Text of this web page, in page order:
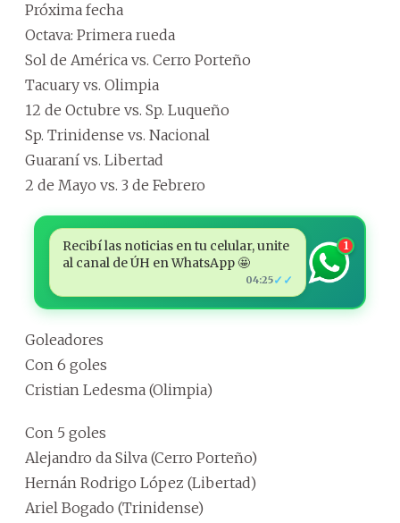
Próxima fecha
Octava: Primera rueda
Sol de América vs. Cerro Porteño
Tacuary vs. Olimpia
12 de Octubre vs. Sp. Luqueño
Sp. Trinidense vs. Nacional
Guaraní vs. Libertad
2 de Mayo vs. 3 de Febrero
Recibí las noticias en tu celular, unite
al canal de ÚH en WhatsApp 🤩
04:25✓✓
1
Goleadores
Con 6 goles
Cristian Ledesma (Olimpia)
Con 5 goles
Alejandro da Silva (Cerro Porteño)
Hernán Rodrigo López (Libertad)
Ariel Bogado (Trinidense)